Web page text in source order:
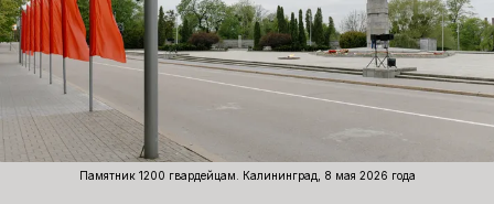
Памятник 1200 гвардейцам. Калининград, 8 мая 2026 года